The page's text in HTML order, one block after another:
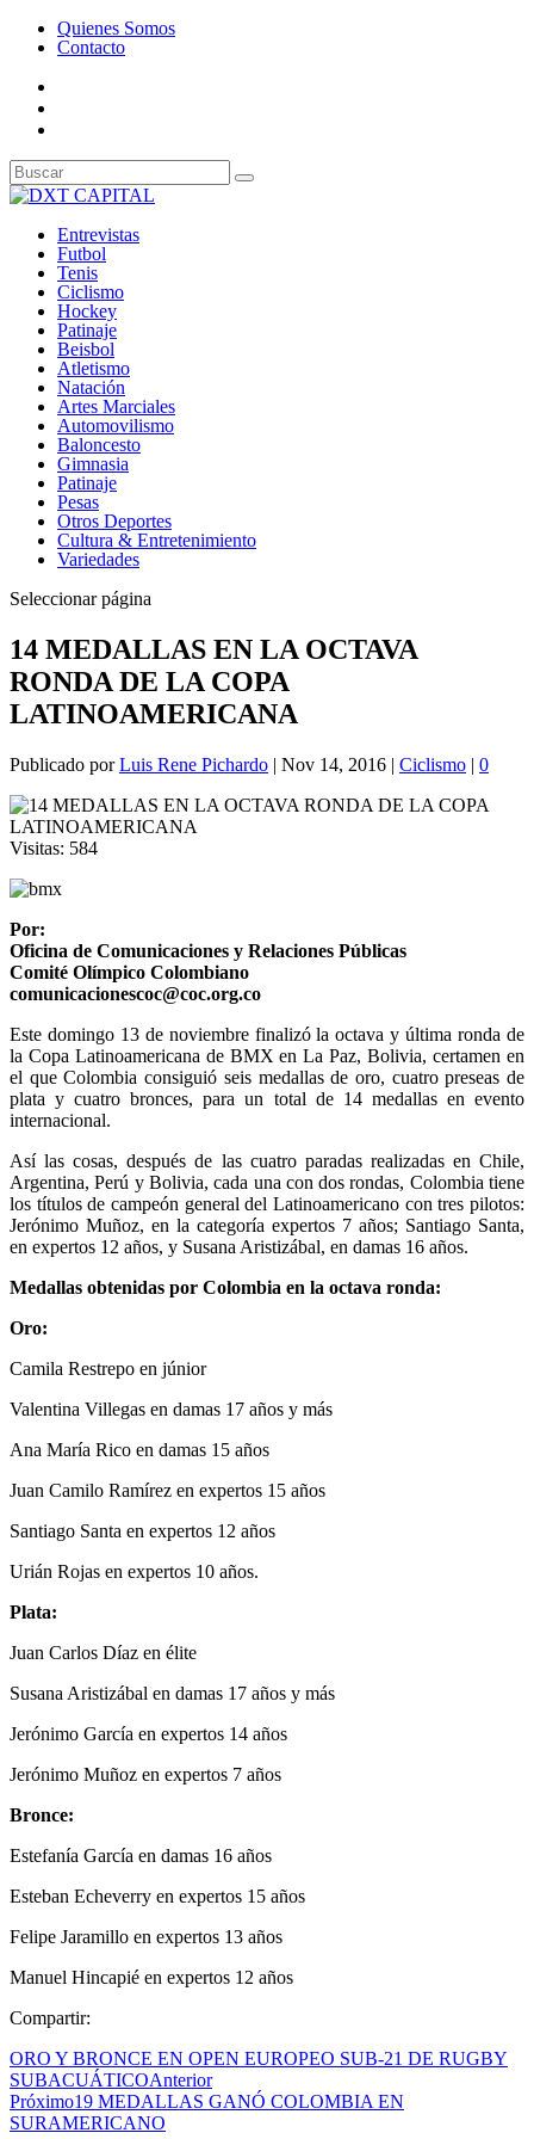
Quienes Somos
Contacto
Entrevistas
Futbol
Tenis
Ciclismo
Hockey
Patinaje
Beisbol
Atletismo
Natación
Artes Marciales
Automovilismo
Baloncesto
Gimnasia
Patinaje
Pesas
Otros Deportes
Cultura & Entretenimiento
Variedades
Seleccionar página
14 MEDALLAS EN LA OCTAVA
RONDA DE LA COPA
LATINOAMERICANA
Publicado porLuis Rene Pichardo | Nov 14, 2016 | Ciclismo | 0
Visitas: 584
Por:
Oficina de Comunicaciones y Relaciones Públicas
Comité Olímpico Colombiano
comunicacionescoc@coc.org.co
Este domingo 13 de noviembre finalizó la octava y última ronda de
la Copa Latinoamericana de BMX en La Paz, Bolivia, certamen en
el que Colombia consiguió seis medallas de oro, cuatro preseas de
plata y cuatro bronces, para un total de 14 medallas en evento
internacional.
Así las cosas, después de las cuatro paradas realizadas en Chile,
Argentina, Perú y Bolivia, cada una con dos rondas, Colombia tiene
los títulos de campeón general del Latinoamericano con tres pilotos:
Jerónimo Muñoz, en la categoría expertos 7 años; Santiago Santa,
en expertos 12 años, y Susana Aristizábal, en damas 16 años.
Medallas obtenidas por Colombia en la octava ronda:
Oro:
Camila Restrepo en júnior
Valentina Villegas en damas 17 años y más
Ana María Rico en damas 15 años
Juan Camilo Ramírez en expertos 15 años
Santiago Santa en expertos 12 años
Urián Rojas en expertos 10 años.
Plata:
Juan Carlos Díaz en élite
Susana Aristizábal en damas 17 años y más
Jerónimo García en expertos 14 años
Jerónimo Muñoz en expertos 7 años
Bronce:
Estefanía García en damas 16 años
Esteban Echeverry en expertos 15 años
Felipe Jaramillo en expertos 13 años
Manuel Hincapié en expertos 12 años
Compartir:
ORO Y BRONCE EN OPEN EUROPEO SUB-21 DE RUGBY
SUBACUÁTICOAnterior
Próximo19 MEDALLAS GANÓ COLOMBIA EN
SURAMERICANO